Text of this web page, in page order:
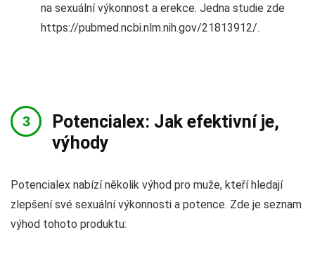
na sexuální výkonnost a erekce. Jedna studie zde
https://pubmed.ncbi.nlm.nih.gov/21813912/.
Potencialex: Jak efektivní je,
výhody
Potencialex nabízí několik výhod pro muže, kteří hledají
zlepšení své sexuální výkonnosti a potence. Zde je seznam
výhod tohoto produktu: